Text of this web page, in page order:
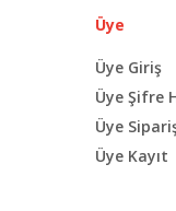
Üye
Üye Giriş
Üye Şifre
Üye
Üye Kayıt